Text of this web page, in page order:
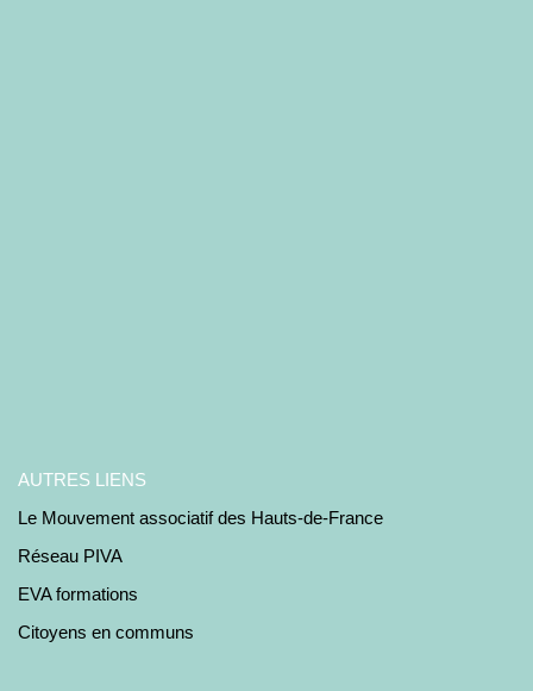
AUTRES LIENS
Le Mouvement associatif des Hauts-de-France
Réseau PIVA
EVA formations
Citoyens en communs